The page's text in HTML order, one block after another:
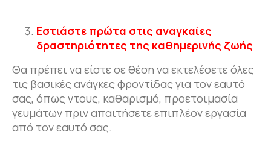
Εστιάστε πρώτα στις αναγκαίες
δραστηριότητες της καθημερινής ζωής
Θα πρέπει να είστε σε θέση να εκτελέσετε όλες
τις βασικές ανάγκες φροντίδας για τον εαυτό
σας, όπως ντους, καθαρισμό, προετοιμασία
γευμάτων πριν απαιτήσετε επιπλέον εργασία
από τον εαυτό σας.